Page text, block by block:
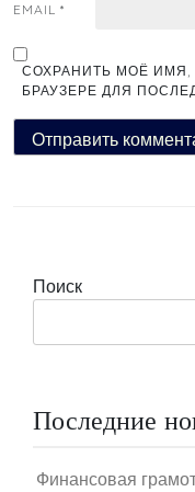
EMAIL *
СОХРАНИТЬ МОЁ ИМЯ,
БРАУЗЕРЕ ДЛЯ
Поиск
Последние
Финансовая